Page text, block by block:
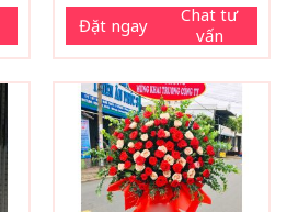
Đặt ngay
Chat tư
vấn